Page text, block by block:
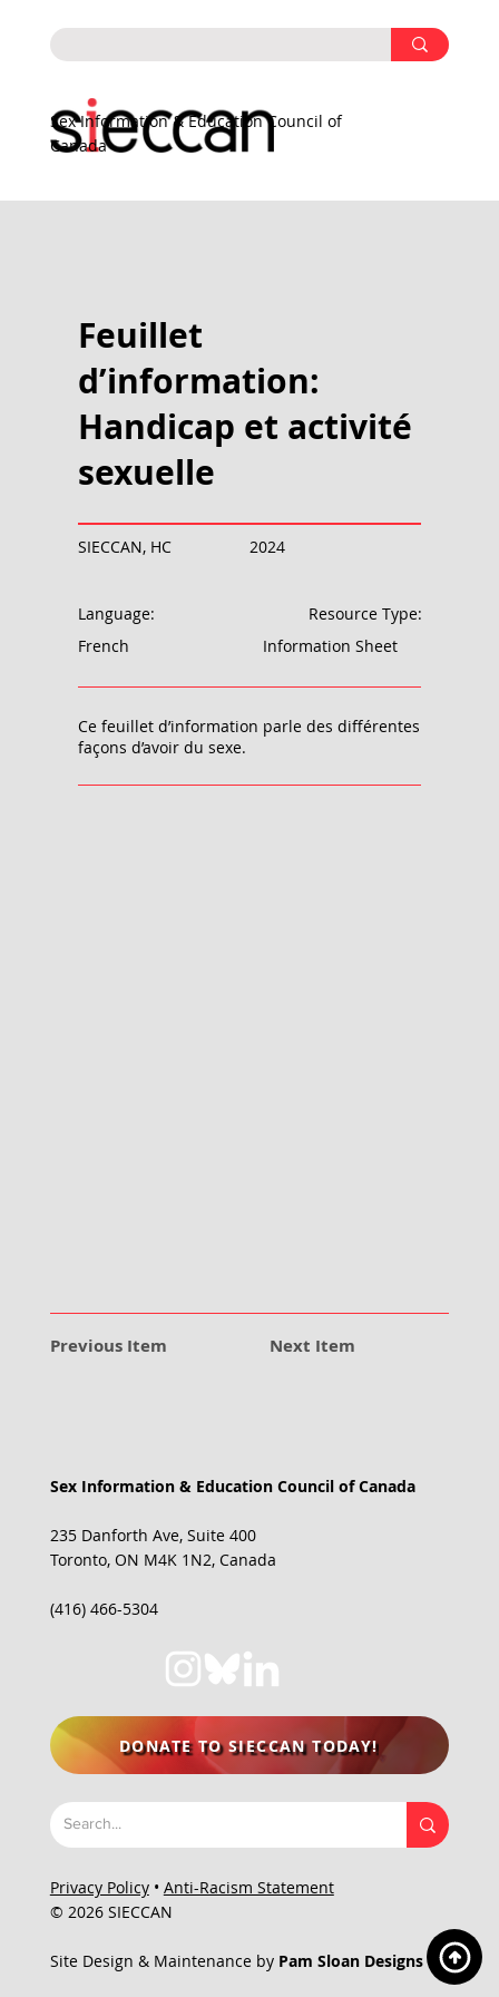
Sex Information & Education Council of
Canada
Previous Item Next Item
Feuillet
d’information:
Handicap et activité
sexuelle
SIECCAN, HC 2024
Language:
French
Resource Type:
Information Sheet
Ce feuillet d’information parle des différentes
façons d’avoir du sexe.
Sex Information & Education Council of Canada
235 Danforth Ave, Suite 400
Toronto, ON M4K 1N2, Canada
(416) 466-5304
Privacy Policy• Anti-Racism Statement
© 2026 SIECCAN
Site Design & Maintenance by Pam Sloan Designs
DONATE TO SIECCAN TODAY!